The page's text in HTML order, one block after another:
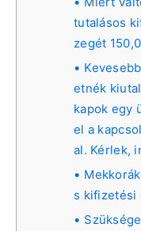
tutalásos
zegét
etnék
kapok egy
el a
al. Kérlek,
s kifizetési